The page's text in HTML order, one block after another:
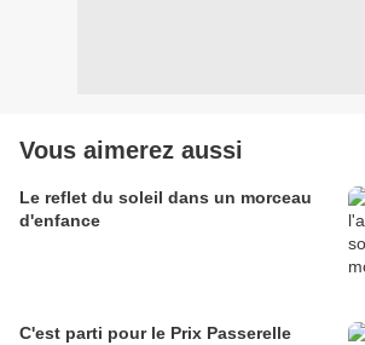
Vous aimerez aussi
Le reflet du soleil dans un morceau
d'enfance
C'est parti pour le Prix Passerelle